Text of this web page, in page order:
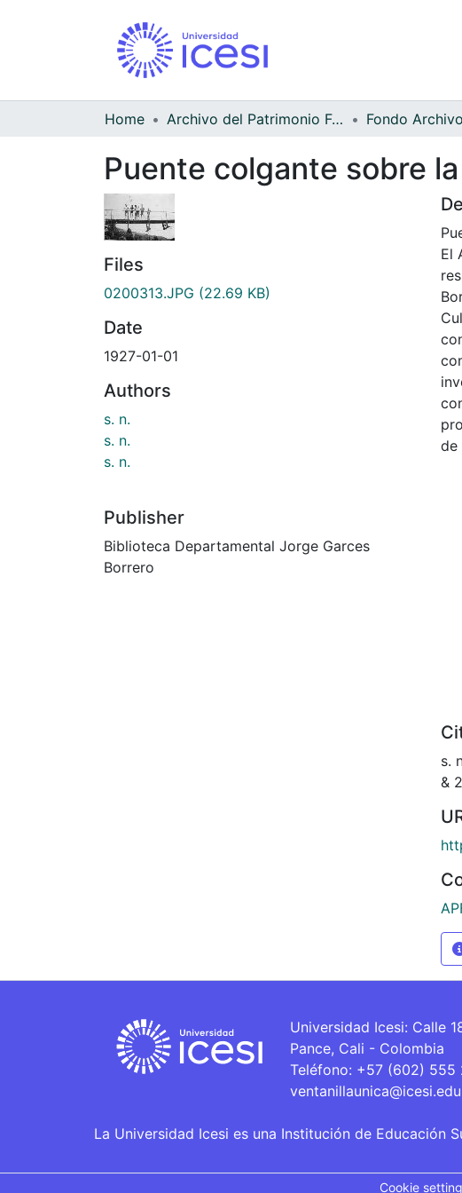
Home Archivo del Patrimonio Fotográfico y Fílmico del Valle del Cauca
Puente colgante sobre
Files
0200313.JPG (22.69 KB)
Date
1927-01-01
Authors
s. n.
s. n.
s. n.
Publisher
Biblioteca Departamental Jorge Garces
Borrero
El
de
s.
&
Universidad Icesi: Calle
Pance, Cali - Colombia
Teléfono: +57 (602) 555
La Universidad Icesi es una Institución de Educación
Cookie